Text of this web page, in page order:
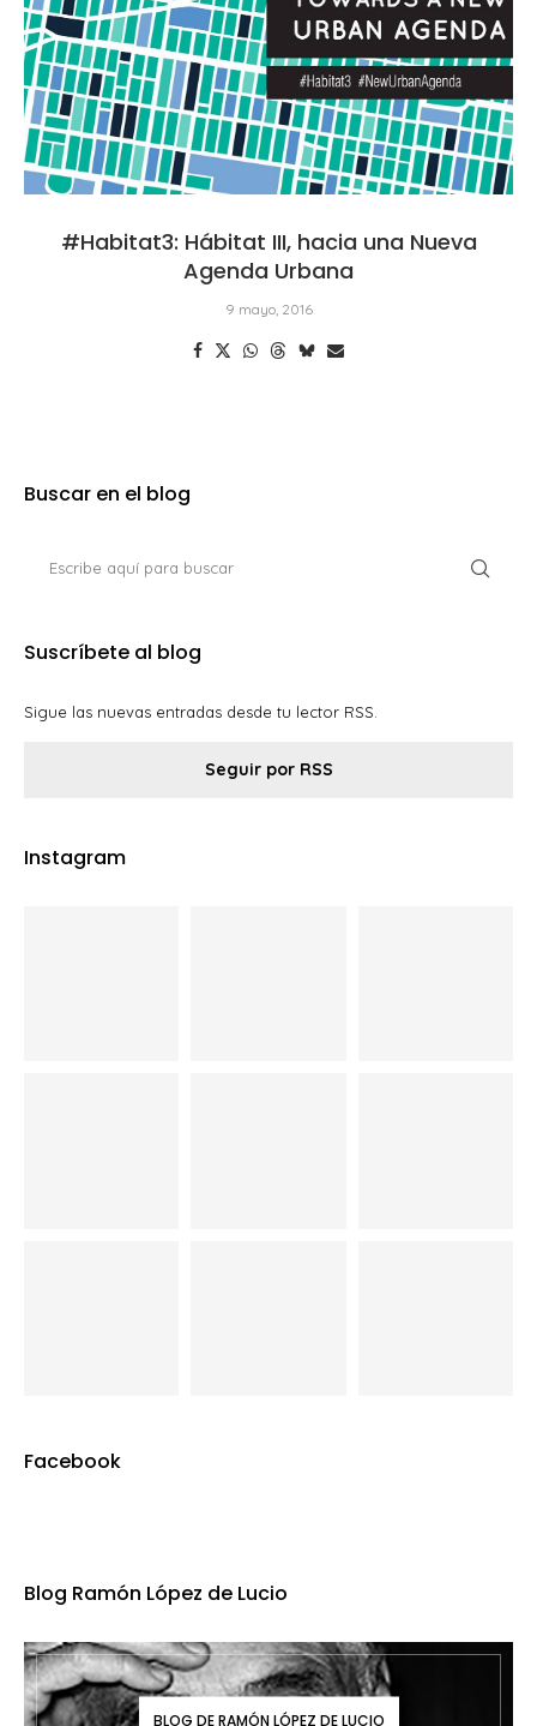
#Habitat3: Hábitat III, hacia una Nueva
Agenda Urbana
9 mayo, 2016
Buscar en el blog
Suscríbete al blog
Sigue las nuevas entradas desde tu lector RSS.
Seguir por RSS
Instagram
Facebook
Blog Ramón López de Lucio
BLOG DE RAMÓN LÓPEZ DE LUCIO